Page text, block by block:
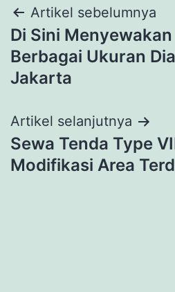
Navigasi
pos
Artikel sebelumnya
Di Sini
Berbagai Ukuran
Jakarta
Artikel selanjutnya
Sewa Tenda Type
Modifikasi Area